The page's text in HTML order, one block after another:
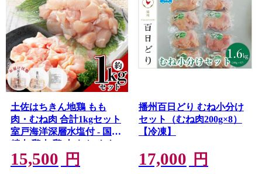
土佐はちきん地鶏 もも
肉・むね肉 合計1kgセット
室戸海洋深層水塩付 - 国産
精肉 鶏肉 鶏 肉 むね もも
ムネ肉 モモ肉 セット 小分
け カット BBQ アウトドア
15,500 円
播州百日どり むね小分け
セット（むね肉200g×8）
【冷凍】
17,000 円